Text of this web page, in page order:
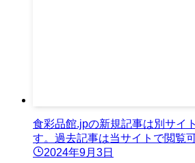
食彩品館.jpの新規記事は別サイ
す。過去記事は当サイトで閲覧
2024年9月3日